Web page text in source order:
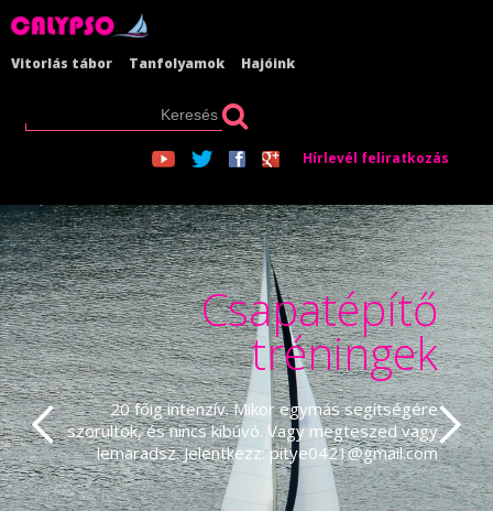
Vitorlás tábor Tanfolyamok Hajóink
Hírlevél feliratkozás
Csapatépítő
tréningek
20 főig intenzív. Mikor egymás segítségére
szorultok, és nincs kibúvó. Vagy megteszed vagy
lemaradsz. Jelentkezz: pitye0421@gmail.com